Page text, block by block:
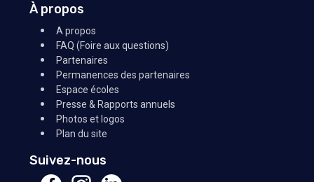
À propos
A propos
FAQ (Foire aux questions)
Partenaires
Permanences des partenaires
Espace écoles
Presse & Rapports annuels
Photos et logos
Plan du site
Suivez-nous